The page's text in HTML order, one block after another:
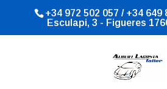
+34 972 502 057 / +34 649
Esculapi, 3 - Figueres